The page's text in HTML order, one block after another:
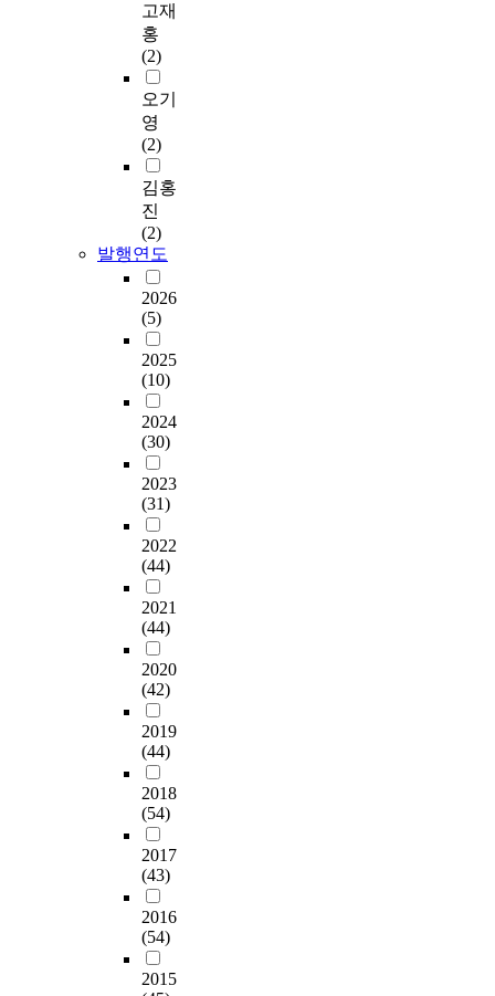
고재
홍
(2)
오기
영
(2)
김홍
진
(2)
발행연도
2026
(5)
2025
(10)
2024
(30)
2023
(31)
2022
(44)
2021
(44)
2020
(42)
2019
(44)
2018
(54)
2017
(43)
2016
(54)
2015